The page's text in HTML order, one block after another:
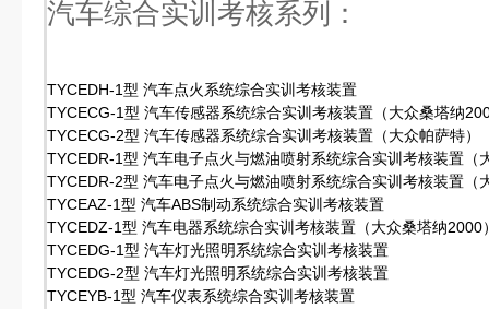
汽车综合实训考核系列：
TYCEDH-1型 汽车点火系统综合实训考核装置
TYCECG-1型 汽车传感器系统综合实训考核装置（大众桑塔纳
TYCECG-2型 汽车传感器系统综合实训考核装置（大众帕萨特）
TYCEDR-1型 汽车电子点火与燃油喷射系统综合实训考核装置（
TYCEDR-2型 汽车电子点火与燃油喷射系统综合实训考核装置（
TYCEAZ-1型 汽车ABS制动系统综合实训考核装置
TYCEDZ-1型 汽车电器系统综合实训考核装置（大众桑塔纳2000
TYCEDG-1型 汽车灯光照明系统综合实训考核装置
TYCEDG-2型 汽车灯光照明系统综合实训考核装置
TYCEYB-1型 汽车仪表系统综合实训考核装置